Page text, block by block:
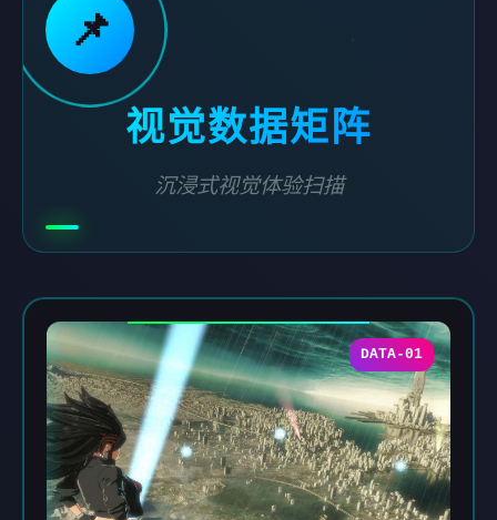
📌
视觉数据矩阵
沉浸式视觉体验扫描
DATA-01